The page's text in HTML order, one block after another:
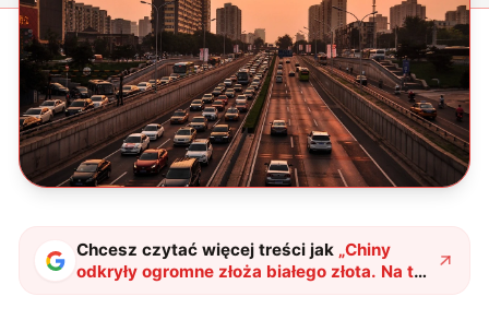
Chcesz czytać więcej treści jak „Chiny
odkryły ogromne złoża białego złota. Na ten
moment ich dominacja wydaje się